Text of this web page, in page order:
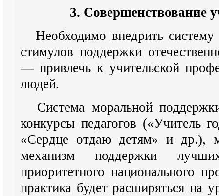
3. Совершенствование
Необходимо внедрить
стимулов поддержки
— привлечь к учительской
людей.
Система моральной
конкурсы педагогов («Учитель
«Сердце отдаю детям» и др.),
механизм поддержки
приоритетного национального
практика будет расширяться на